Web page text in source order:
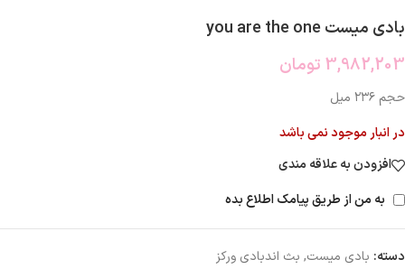
بادی میست you are the one
3,982,203 تومان
حجم ۲۳۶ میل
در انبار موجود نمی باشد
افزودن به علاقه مندی
به من از طریق پیامک اطلاع بده
دسته: بادی میست, بث اندبادی ورکز